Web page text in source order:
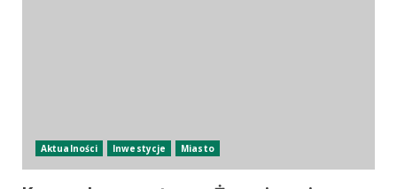
Aktualności Inwestycje Miasto